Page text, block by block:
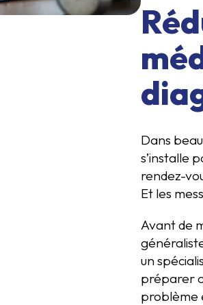
Dans
s’installe
rendez-
Et les
Avant de
un
préparer
problème